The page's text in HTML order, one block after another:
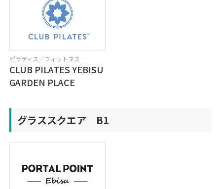
ピラティス／フィットネス
CLUB PILATES YEBISU
GARDEN PLACE
グラススクエア B1